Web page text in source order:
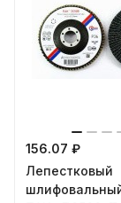
156.07 ₽
Лепестковый